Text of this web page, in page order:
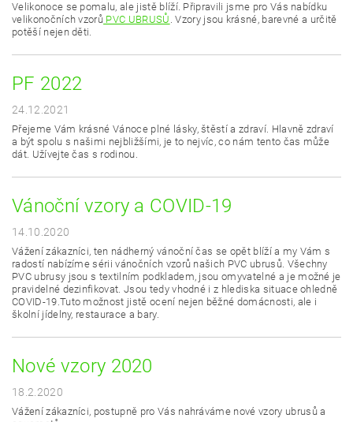
Velikonoce se pomalu, ale jistě blíží. Připravili jsme pro Vás nabídku
velikonočních vzorů PVC UBRUSŮ . Vzory jsou krásné, barevné a určitě
potěší nejen děti.
PF 2022
24.12.2021
Přejeme Vám krásné Vánoce plné lásky, štěstí a zdraví. Hlavně zdraví
a být spolu s našimi nejbližšími, je to nejvíc, co nám tento čas může
dát. Užívejte čas s rodinou.
Vánoční vzory a COVID-19
14.10.2020
Vážení zákazníci, ten nádherný vánoční čas se opět blíží a my Vám s
radostí nabízíme sérii vánočních vzorů našich PVC ubrusů. Všechny
PVC ubrusy jsou s textilním podkladem, jsou omyvatelné a je možné je
pravidelné dezinfikovat. Jsou tedy vhodné i z hlediska situace ohledně
COVID-19.Tuto možnost jistě ocení nejen běžné domácnosti, ale i
školní jídelny, restaurace a bary.
Nové vzory 2020
18.2.2020
Vážení zákazníci, postupně pro Vás nahráváme nové vzory ubrusů a